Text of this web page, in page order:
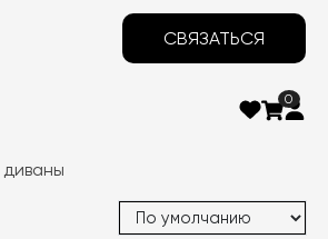
СВЯЗАТЬСЯ
0